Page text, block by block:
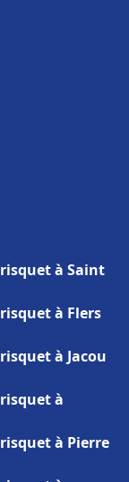
à Saint
à Flers
à Jacou
à
à Pierre